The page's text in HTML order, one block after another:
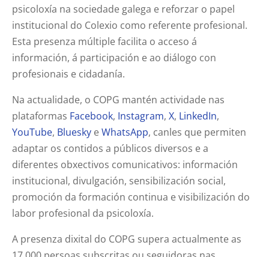
psicoloxía na sociedade galega e reforzar o papel
institucional do Colexio como referente profesional.
Esta presenza múltiple facilita o acceso á
información, á participación e ao diálogo con
profesionais e cidadanía.
Na actualidade, o COPG mantén actividade nas
plataformas Facebook, Instagram,X, LinkedIn,
YouTube, Bluesky eWhatsApp, canles que permiten
adaptar os contidos a públicos diversos e a
diferentes obxectivos comunicativos: información
institucional, divulgación, sensibilización social,
promoción da formación continua e visibilización do
labor profesional da psicoloxía.
A presenza dixital do COPG supera actualmente as